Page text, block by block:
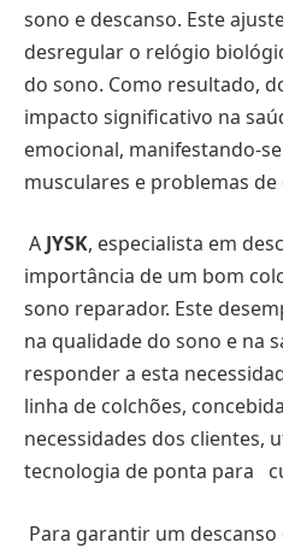
sono e descanso. Este
desregular o relógio
do sono. Como resultado,
impacto significativo na
emocional, manifestando-
musculares e problemas de
A JYSK, especialista em
importância de um bom
sono reparador. Este
na qualidade do sono e na
responder a esta
linha de colchões,
necessidades dos clientes,
tecnologia de ponta para
Para garantir um descanso